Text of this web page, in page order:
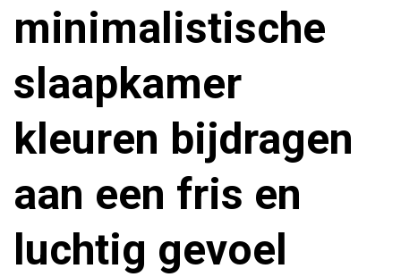
minimalistische
slaapkamer
kleuren bijdragen
aan een fris en
luchtig gevoel